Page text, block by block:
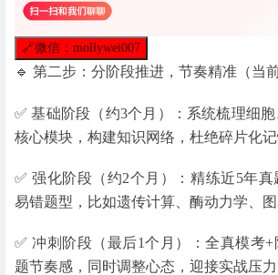
🔗微信：mollywei007
🔹 第二步：分阶段推进，节奏精准（当
✅ 基础阶段（约3个月）：系统梳理细
核心模块，构建知识网络，杜绝碎片化记
✅ 强化阶段（约2个月）：精练近5年
易错题型，比如遗传计算、酶动力学、图
✅ 冲刺阶段（最后1个月）：全真模考
题节奏感，同时调整心态，迎接实战压力